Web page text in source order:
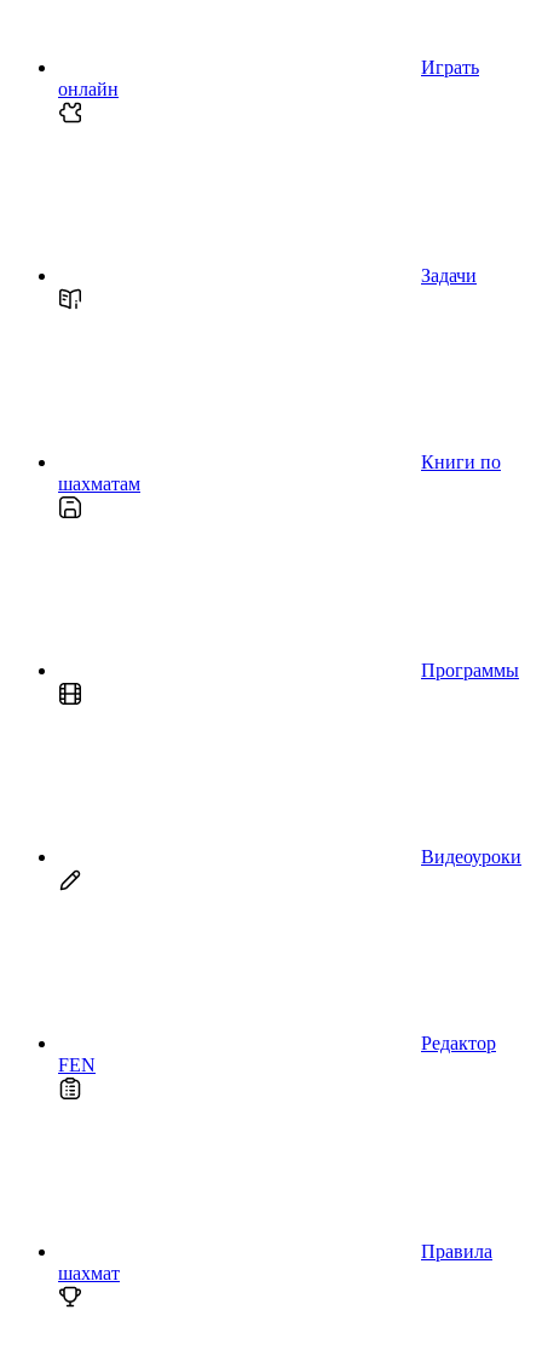
Играть
онлайн
Задачи
Книги по
шахматам
Программы
Видеоуроки
Редактор
FEN
Правила
шахмат